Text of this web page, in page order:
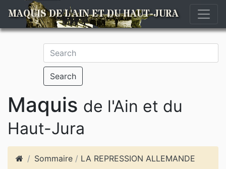
MAQUIS DE L'AIN ET DU HAUT-JURA
Search
Maquis de l'Ain et du
Haut-Jura
Sommaire / LA REPRESSION ALLEMANDE